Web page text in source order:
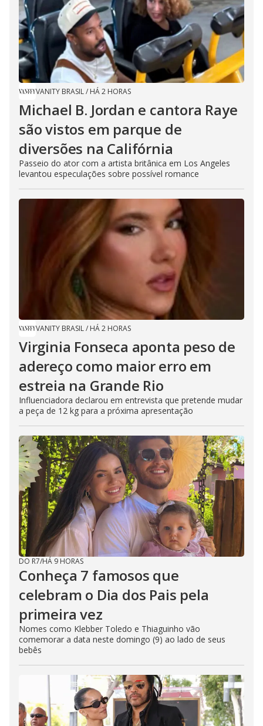
VANITY BRASIL/ HÁ 2 HORAS
Michael B. Jordan e cantora Raye
são vistos em parque de
diversões na Califórnia
Passeio do ator com a artista britânica em Los Angeles
levantou especulações sobre possível romance
VANITY BRASIL/ HÁ 2 HORAS
Virginia Fonseca aponta peso de
adereço como maior erro em
estreia na Grande Rio
Influenciadora declarou em entrevista que pretende mudar
a peça de 12 kg para a próxima apresentação
DO R7/HÁ 9 HORAS
Conheça 7 famosos que
celebram o Dia dos Pais pela
primeira vez
Nomes como Klebber Toledo e Thiaguinho vão
comemorar a data neste domingo (9) ao lado de seus
bebês